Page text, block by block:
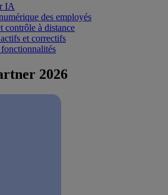
IA
des employés
contrôle à distance
et correctifs
2026